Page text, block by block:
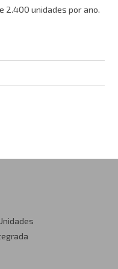
2.400 unidades por ano.